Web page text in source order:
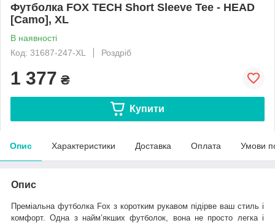
Футболка FOX TECH Short Sleeve Tee - HEAD
[Camo], XL
В наявності
Код: 31687-247-XL
Роздріб
1 377 ₴
Купити
Опис Характеристики Доставка Оплата Умови
Опис
Преміальна футболка Fox з коротким рукавом підірве ваш стиль і
комфорт. Одна з найм’якших футболок, вона не просто легка і